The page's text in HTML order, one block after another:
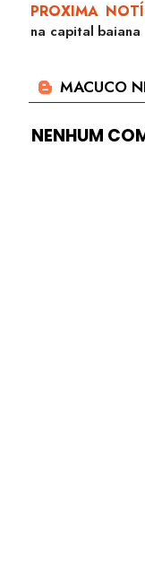
na capital baiana
NENHUM